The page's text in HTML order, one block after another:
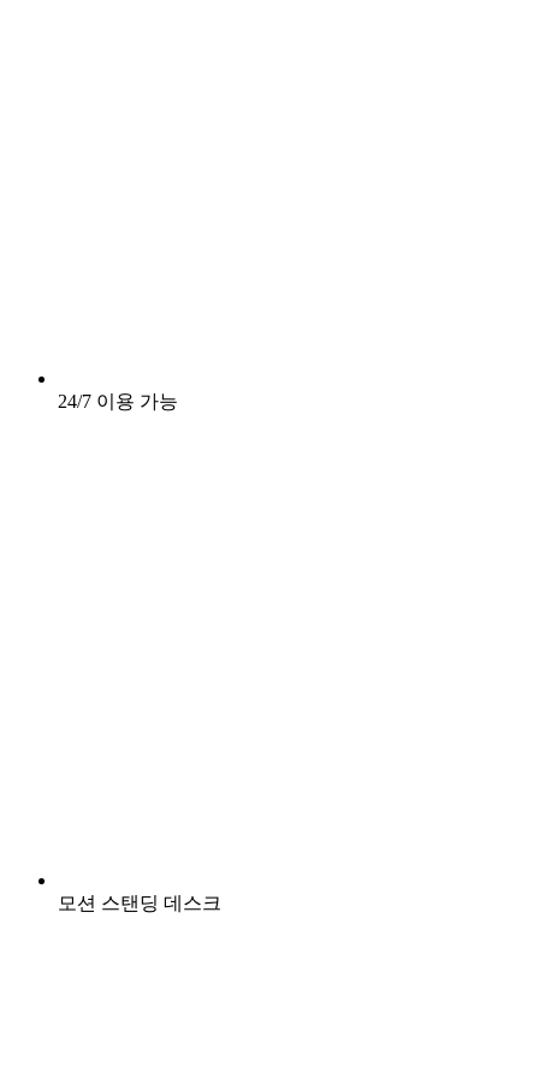
24/7 이용 가능
모션 스탠딩 데스크